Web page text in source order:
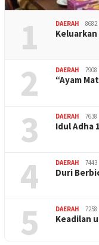
1 DAERAH
Keluarkan
2 DAERAH
“Ayam
3 DAERAH
Idul Adha
4 DAERAH
Duri
5 DAERAH
Keadilan